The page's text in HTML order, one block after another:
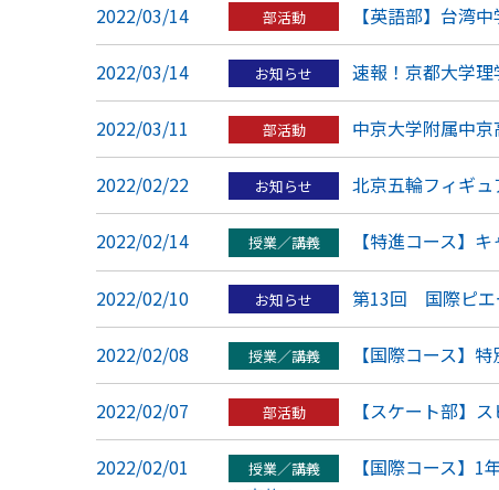
2022/03/14 部活動 【英語部】台湾
2022/03/14 お知らせ 速報！京都大学理
2022/03/11 部活動 中京大学附属中
2022/02/22 お知らせ 北京五輪フィギュ
2022/02/14 授業／講義 【特進コース】
2022/02/10 お知らせ 第13回 国際ピエ
2022/02/08 授業／講義 【国際コース】
2022/02/07 部活動 【スケート部】
2022/02/01 授業／講義
【国際コース】